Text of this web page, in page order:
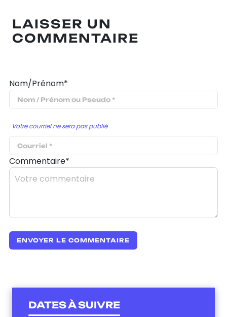
LAISSER UN
COMMENTAIRE
Nom/Prénom*
Votre courriel ne sera pas publié
Commentaire*
DATES À SUIVRE